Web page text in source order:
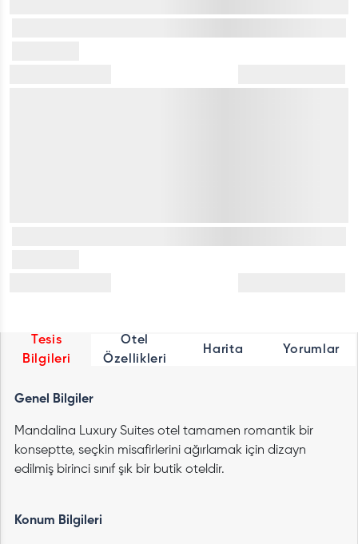
Tesis
Bilgileri
Otel
Özellikleri
Harita Yorumlar
Genel Bilgiler
Mandalina Luxury Suites otel tamamen romantik bir
konseptte, seçkin misafirlerini ağırlamak için dizayn
edilmiş birinci sınıf şık bir butik oteldir.
Konum Bilgileri